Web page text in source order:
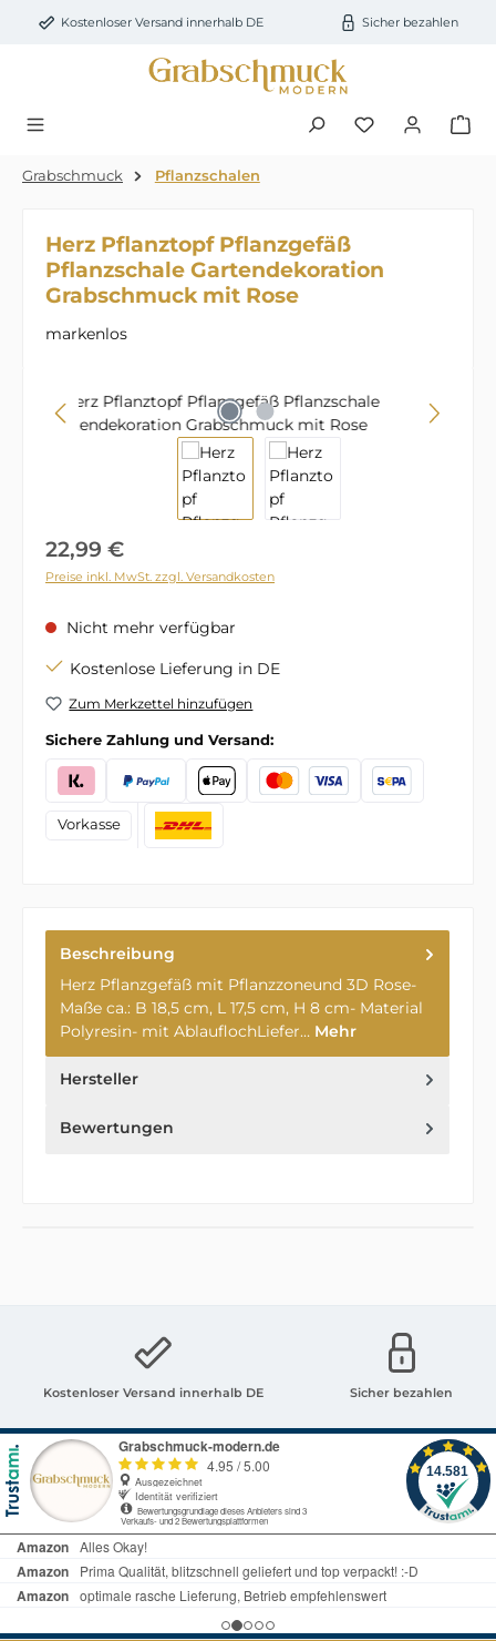
Zum Hauptinhalt springen
Kostenloser Versand innerhalb DE Sicher bezahlen
Du hast 0
Grabschmuck Pflanzschalen
Herz Pflanztopf Pflanzgefäß
Pflanzschale Gartendekoration
Grabschmuck mit Rose
markenlos
Bildergalerie überspringen
Regulärer Preis:
22,99 €
Preise inkl. MwSt. zzgl. Versandkosten
Nicht mehr verfügbar
Kostenlose Lieferung in DE
Zum Merkzettel hinzufügen
Sichere Zahlung und Versand:
Vorkasse
Beschreibung
Herz Pflanzgefäß mit Pflanzzoneund 3D Rose-
Maße ca.: B 18,5 cm, L 17,5 cm, H 8 cm- Material
Polyresin- mit AblauflochLiefer… Mehr
Hersteller
Bewertungen
Kostenloser Versand innerhalb DE Sicher bezahlen